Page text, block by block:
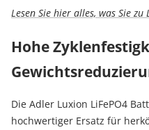
Lesen Sie hier alles, was Sie
Hohe
Die Adler Luxion LiFePO4
hochwertiger Ersatz für